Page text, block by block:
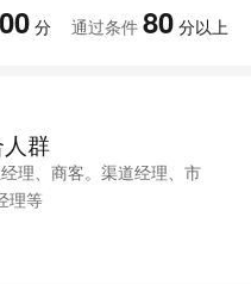
分 通过条件 80 分以上
群
理、商客。渠道经理、市
理等